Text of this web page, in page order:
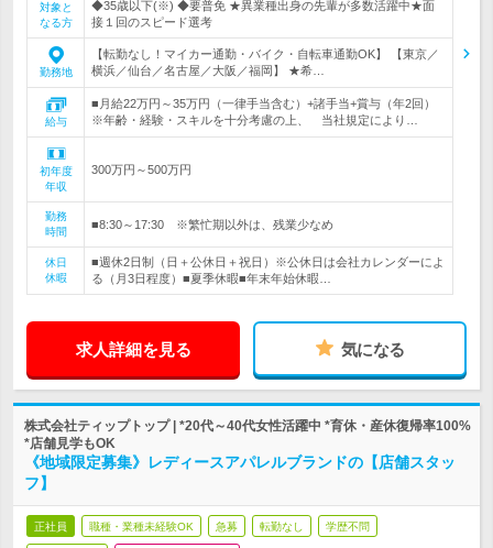
対象と
なる方
◆35歳以下(※) ◆要普免 ★異業種出身の先輩が多数活躍中★面
接１回のスピード選考
勤務地
【転勤なし！マイカー通勤・バイク・自転車通勤OK】 【東京／
横浜／仙台／名古屋／大阪／福岡】 ★希…
給与
■月給22万円～35万円（一律手当含む）+諸手当+賞与（年2回）
※年齢・経験・スキルを十分考慮の上、 当社規定により…
初年度
年収
300万円～500万円
勤務
時間
■8:30～17:30 ※繁忙期以外は、残業少なめ
休日
休暇
■週休2日制（日＋公休日＋祝日）※公休日は会社カレンダーによ
る（月3日程度）■夏季休暇■年末年始休暇…
求人詳細を見る 気になる
株式会社ティップトップ | *20代～40代女性活躍中 *育休・産休復帰率100%
*店舗見学もOK
《地域限定募集》レディースアパレルブランドの【店舗スタッ
フ】
正社員 職種・業種未経験OK 急募 転勤なし 学歴不問